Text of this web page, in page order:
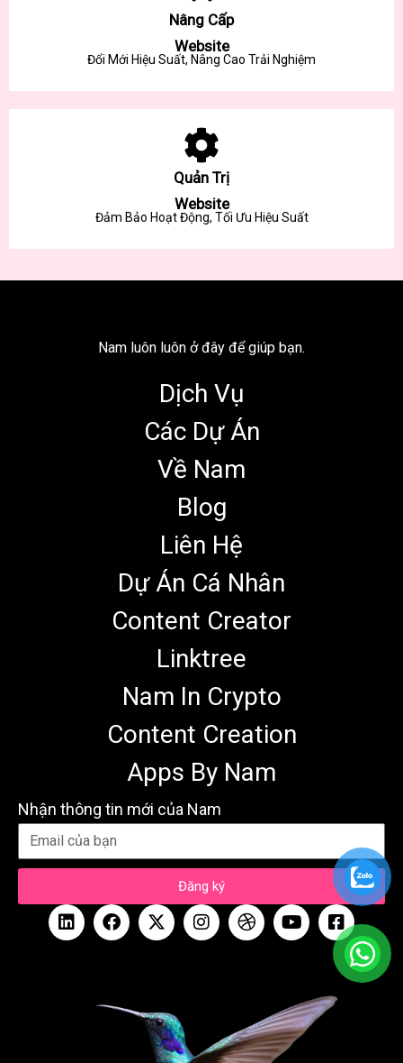
Nâng Cấp
Website
Đổi Mới Hiệu Suất, Nâng Cao Trải Nghiệm
Quản Trị
Website
Đảm Bảo Hoạt Động, Tối Ưu Hiệu Suất
Nam luôn luôn ở đây để giúp bạn.
Dịch Vụ
Các Dự Án
Về Nam
Blog
Liên Hệ
Dự Án Cá Nhân
Content Creator
Linktree
Nam In Crypto
Content Creation
Apps By Nam
Nhận thông tin mới của Nam
Đăng ký